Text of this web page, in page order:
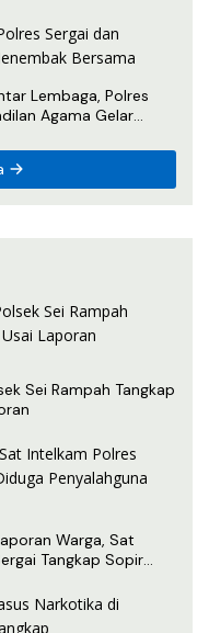
Lembaga, Polres
Agama Gelar
Sei Rampah Tangkap
Warga, Sat
Tangkap Sopir